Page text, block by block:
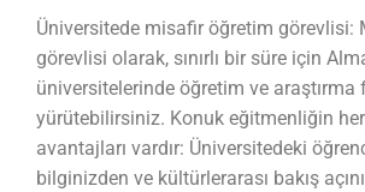
Üniversitede misafir öğretim görevlisi:
görevlisi olarak, sınırlı bir süre için
üniversitelerinde öğretim ve araştırma
yürütebilirsiniz. Konuk eğitmenliğin
avantajları vardır: Üniversitedeki
bilginizden ve kültürlerarası bakış